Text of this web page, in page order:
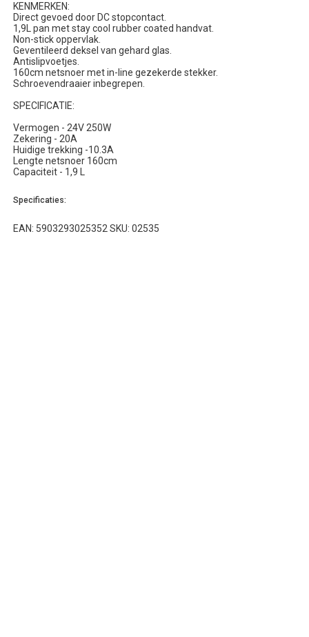
KENMERKEN:
Direct gevoed door DC stopcontact.
1,9L pan met stay cool rubber coated handvat.
Non-stick oppervlak.
Geventileerd deksel van gehard glas.
Antislipvoetjes.
160cm netsnoer met in-line gezekerde stekker.
Schroevendraaier inbegrepen.
SPECIFICATIE:
Vermogen - 24V 250W
Zekering - 20A
Huidige trekking -10.3A
Lengte netsnoer 160cm
Capaciteit - 1,9 L
Specificaties:
EAN: 5903293025352 SKU: 02535